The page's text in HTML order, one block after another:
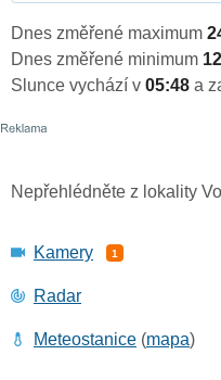
Dnes změřené maximum
Dnes změřené minimum
Slunce vychází v 05:48 a
Nepřehlédněte z lokality
Kamery 1
Radar
Meteostanice (mapa)